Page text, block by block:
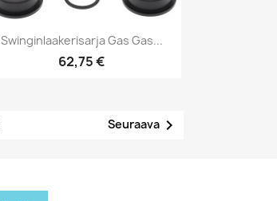
Pikakatselu
Swinginlaakerisarja Gas Gas...
62,75 €
Seuraava